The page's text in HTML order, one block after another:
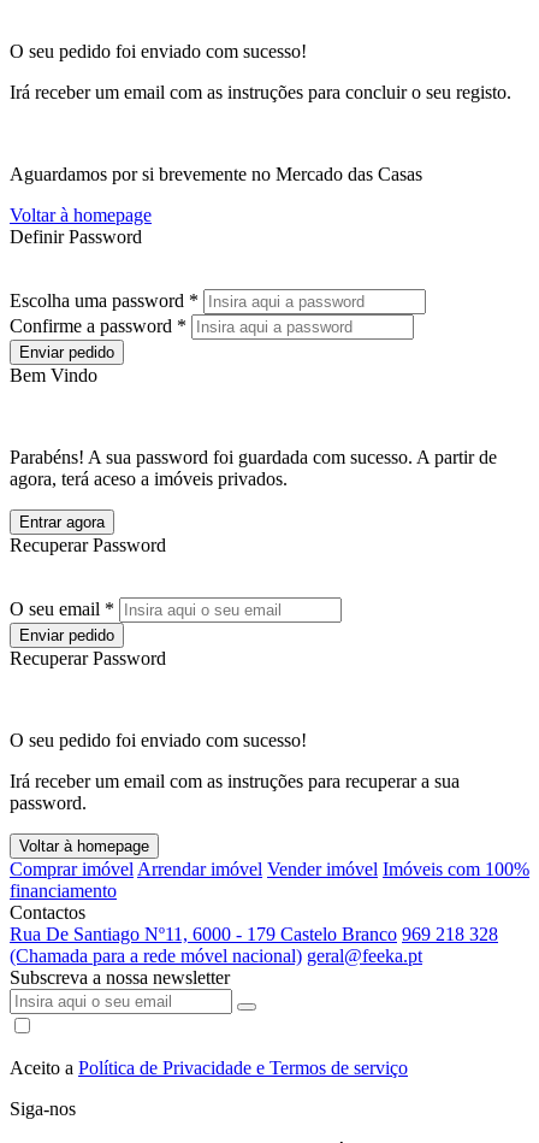
O seu pedido foi enviado com sucesso!
Irá receber um email com as instruções para concluir o seu registo.
Aguardamos por si brevemente no Mercado das Casas
Voltar à homepage
Definir Password
Escolha uma password *
Confirme a password *
Enviar pedido
Bem Vindo
Parabéns! A sua password foi guardada com sucesso. A partir de
agora, terá aceso a imóveis privados.
Entrar agora
Recuperar Password
O seu email *
Enviar pedido
Recuperar Password
O seu pedido foi enviado com sucesso!
Irá receber um email com as instruções para recuperar a sua
password.
Voltar à homepage
Comprar imóvel Arrendar imóvel Vender imóvel Imóveis com 100%
financiamento
Contactos
Rua De Santiago Nº11, 6000 - 179 Castelo Branco 969 218 328
(Chamada para a rede móvel nacional) geral@feeka.pt
Subscreva a nossa newsletter
Aceito a Política de Privacidade e Termos de serviço
Siga-nos